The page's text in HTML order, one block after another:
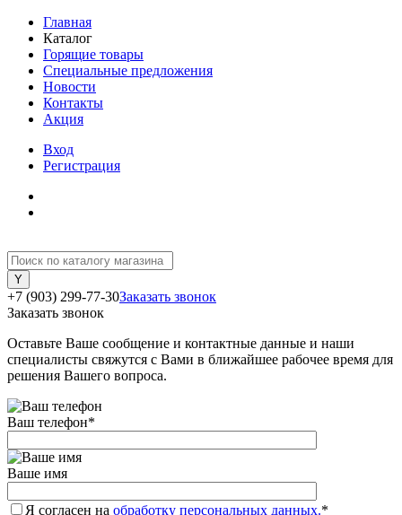
Главная
Каталог
Горящие товары
Специальные предложения
Новости
Контакты
Акция
Вход
Регистрация
+7 (903) 299-77-30Заказать звонок
Заказать звонок
Оставьте Ваше сообщение и контактные данные и наши
специалисты свяжутся с Вами в ближайшее рабочее время для
решения Вашего вопроса.
Ваш телефон*
Ваше имя
Я согласен на обработку персональных данных.*